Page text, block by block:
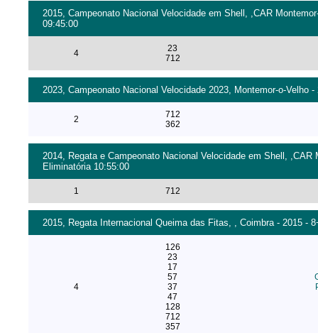
2015, Campeonato Nacional Velocidade em Shell, ,CAR
09:45:00
4
23
712
2023, Campeonato Nacional Velocidade 2023, Montemor-o-Velho
2
712
362
2014, Regata e Campeonato Nacional Velocidade em Shell,
Eliminatória 10:55:00
1 712
2015, Regata Internacional Queima das Fitas, , Coimbra - 2015 -
4
126
23
17
57
37
47
128
712
357